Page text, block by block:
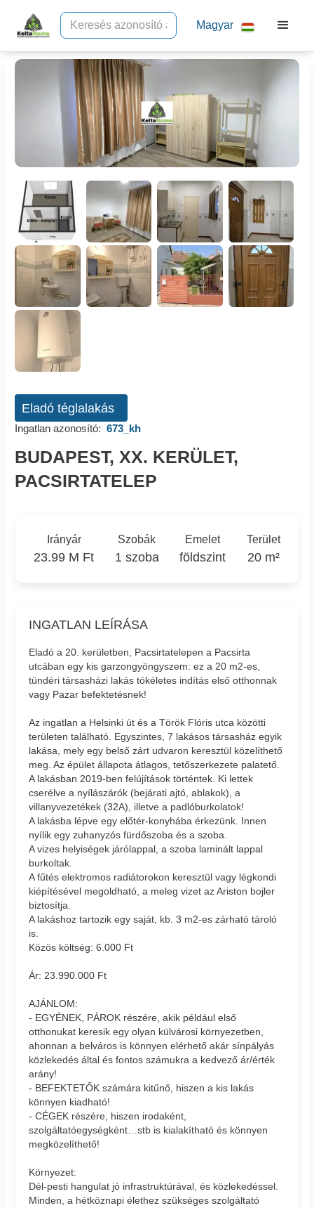
Magyar
Eladó téglalakás
Ingatlan azonosító: 673_kh
BUDAPEST, XX. KERÜLET,
PACSIRTATELEP
Irányár
23.99 M Ft
Szobák
1 szoba
Emelet
földszint
Terület
20 m²
INGATLAN LEÍRÁSA
Eladó a 20. kerületben, Pacsirtatelepen a Pacsirta
utcában egy kis garzongyöngyszem: ez a 20 m2-es,
tündéri társasházi lakás tökéletes indítás első otthonnak
vagy Pazar befektetésnek!
Az ingatlan a Helsinki út és a Török Flóris utca közötti
területen található. Egyszintes, 7 lakásos társasház egyik
lakása, mely egy belső zárt udvaron keresztül közelíthető
meg. Az épület állapota átlagos, tetőszerkezete palatető.
A lakásban 2019-ben felújítások történtek. Ki lettek
cserélve a nyílászárók (bejárati ajtó, ablakok), a
villanyvezetékek (32A), illetve a padlóburkolatok!
A lakásba lépve egy előtér-konyhába érkezünk. Innen
nyílik egy zuhanyzós fürdőszoba és a szoba.
A vizes helyiségek járólappal, a szoba laminált lappal
burkoltak.
A fűtés elektromos radiátorokon keresztül vagy légkondi
kiépítésével megoldható, a meleg vizet az Ariston bojler
biztosítja.
A lakáshoz tartozik egy saját, kb. 3 m2-es zárható tároló
is.
Közös költség: 6.000 Ft
Ár: 23.990.000 Ft
AJÁNLOM:
- EGYÉNEK, PÁROK részére, akik például első
otthonukat keresik egy olyan külvárosi környezetben,
ahonnan a belváros is könnyen elérhető akár sínpályás
közlekedés által és fontos számukra a kedvező ár/érték
arány!
- BEFEKTETŐK számára kitűnő, hiszen a kis lakás
könnyen kiadható!
- CÉGEK részére, hiszen irodaként,
szolgáltatóegységként…stb is kialakítható és könnyen
megközelíthető!
Környezet:
Dél-pesti hangulat jó infrastruktúrával, és közlekedéssel.
Minden, a hétköznapi élethez szükséges szolgáltató